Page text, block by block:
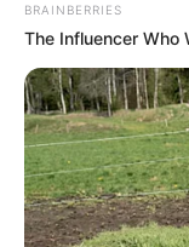
TEMAS
METRO DE
MARINILLA
YONDÓ -
BRAINBERRIES
The Influencer Who